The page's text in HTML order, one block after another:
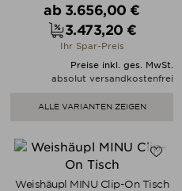
Verkaufspreis
ab 3.656,00 €
Preis
3.473,20 €
Ihr Spar-Preis
Preise inkl. ges. MwSt.
absolut versandkostenfrei
ALLE VARIANTEN ZEIGEN
Weishäupl MINU Clip-On Tisch